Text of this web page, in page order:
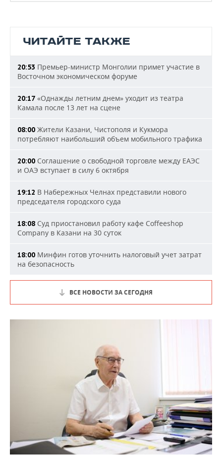
ЧИТАЙТЕ ТАКЖЕ
20:53 Премьер-министр Монголии примет участие в
Восточном экономическом форуме
20:17 «Однажды летним днем» уходит из театра
Камала после 13 лет на сцене
08:00 Жители Казани, Чистополя и Кукмора
потребляют наибольший объем мобильного трафика
20:00 Соглашение о свободной торговле между ЕАЭС
и ОАЭ вступает в силу 6 октября
19:12 В Набережных Челнах представили нового
председателя городского суда
18:08 Суд приостановил работу кафе Coffeeshop
Company в Казани на 30 суток
18:00 Минфин готов уточнить налоговый учет затрат
на безопасность
ВСЕ НОВОСТИ ЗА СЕГОДНЯ